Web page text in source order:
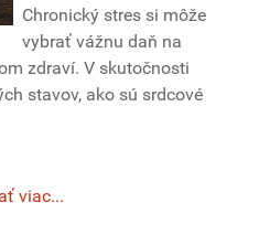
Chronický stres si môže
vybrať vážnu daň na
zdraví. V skutočnosti
stavov, ako sú srdcové
viac...